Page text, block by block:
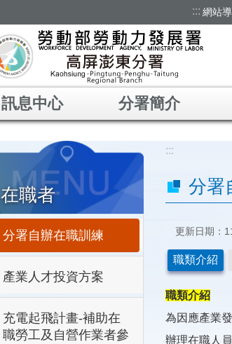
::: 網站
訊息中心 分署簡介
在職者
分署自辦在職訓練
產業人才投資方案
充電起飛計畫-補助在
職勞工及自營作業者參
:::
分署
更新日期：
職類介紹
職類介紹
為因應產業
辦理在職人